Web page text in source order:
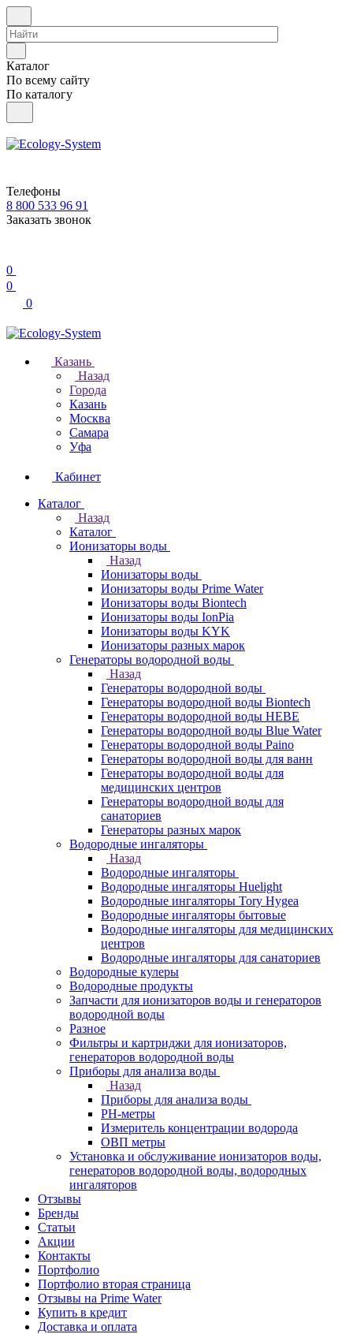
Каталог
По всему сайту
По каталогу
Телефоны
8 800 533 96 91
Заказать звонок
0
0
0
Казань
Назад
Города
Казань
Москва
Самара
Уфа
Кабинет
Каталог
Назад
Каталог
Ионизаторы воды
Назад
Ионизаторы воды
Ионизаторы воды Prime Water
Ионизаторы воды Biontech
Ионизаторы воды IonPia
Ионизаторы воды KYK
Ионизаторы разных марок
Генераторы водородной воды
Назад
Генераторы водородной воды
Генераторы водородной воды Biontech
Генераторы водородной воды HEBE
Генераторы водородной воды Blue Water
Генераторы водородной воды Paino
Генераторы водородной воды для ванн
Генераторы водородной воды для
медицинских центров
Генераторы водородной воды для
санаториев
Генераторы разных марок
Водородные ингаляторы
Назад
Водородные ингаляторы
Водородные ингаляторы Huelight
Водородные ингаляторы Tory Hygea
Водородные ингаляторы бытовые
Водородные ингаляторы для медицинских
центров
Водородные ингаляторы для санаториев
Водородные кулеры
Водородные продукты
Запчасти для ионизаторов воды и генераторов
водородной воды
Разное
Фильтры и картриджи для ионизаторов,
генераторов водородной воды
Приборы для анализа воды
Назад
Приборы для анализа воды
PH-метры
Измеритель концентрации водорода
ОВП метры
Установка и обслуживание ионизаторов воды,
генераторов водородной воды, водородных
ингаляторов
Отзывы
Бренды
Статьи
Акции
Контакты
Портфолио
Портфолио вторая страница
Отзывы на Prime Water
Купить в кредит
Доставка и оплата